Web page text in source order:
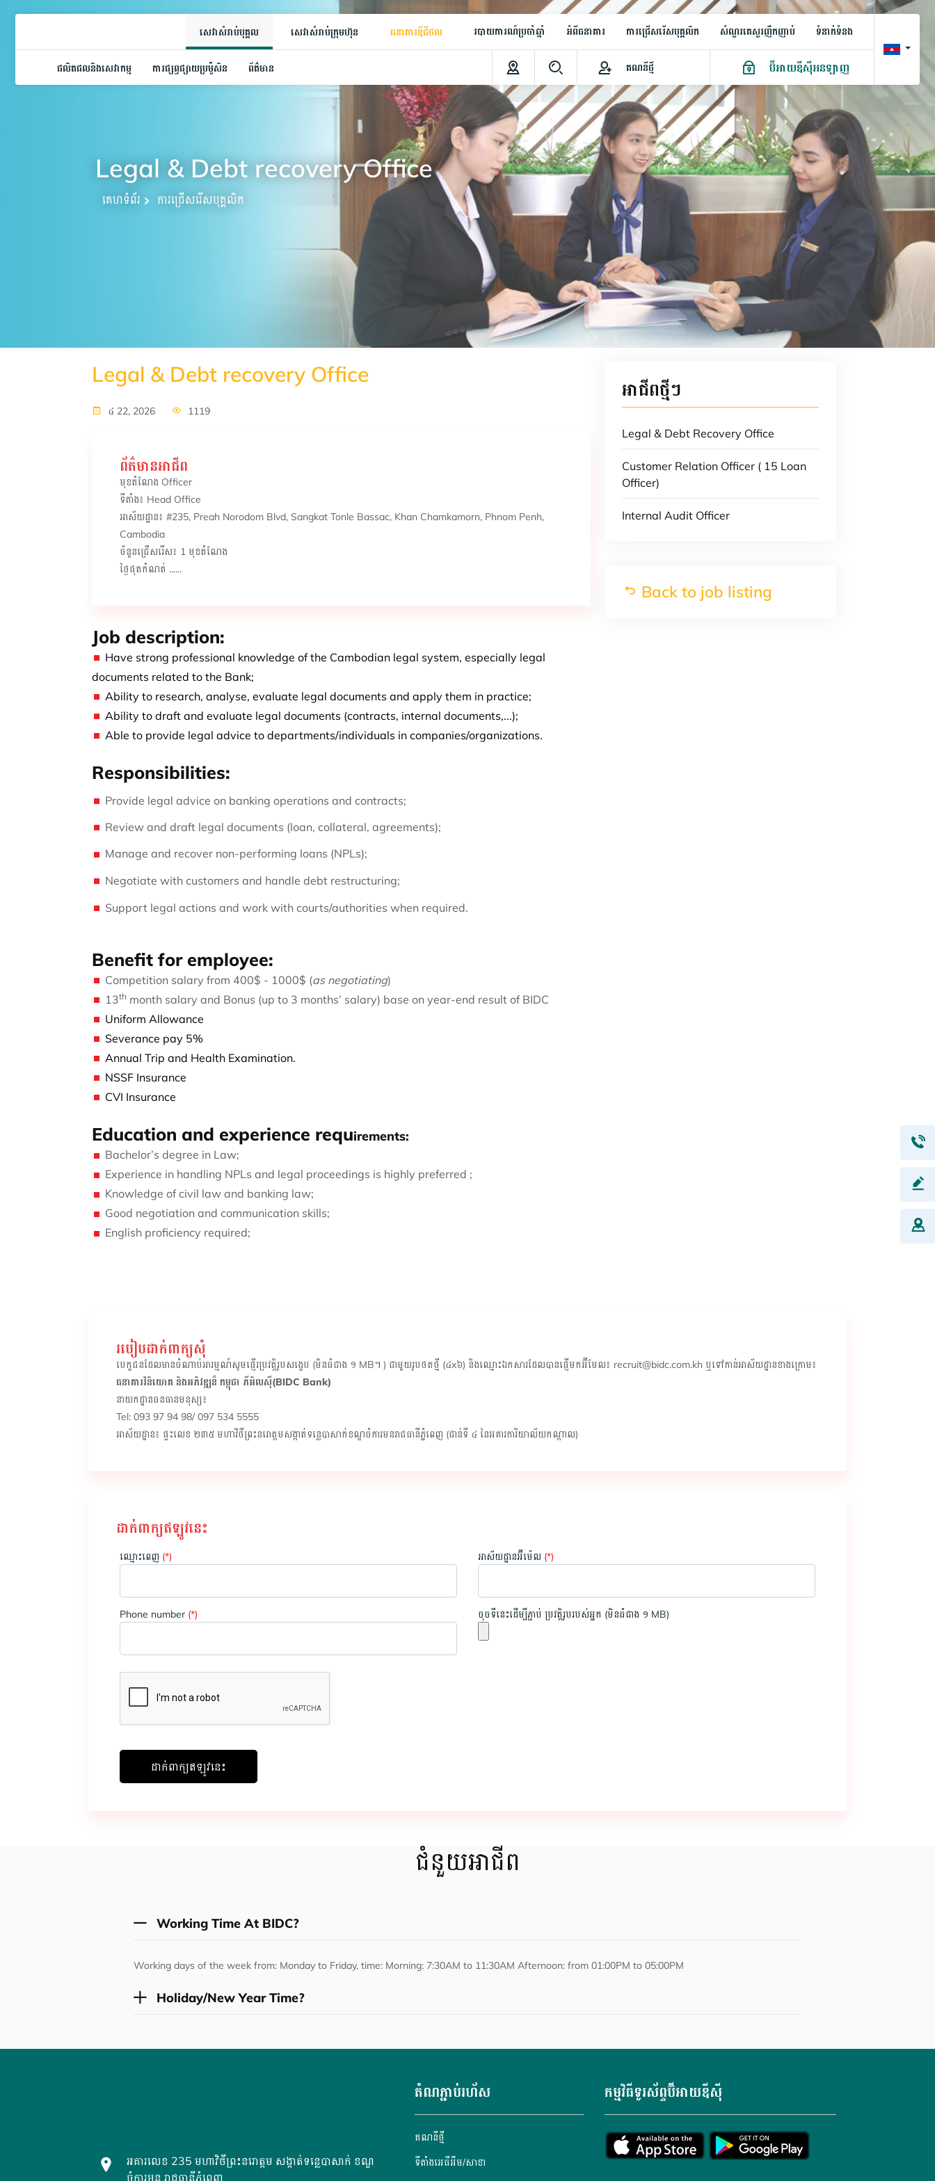
សេវាសំរាប់បុគ្គល សេវាសំរាប់ក្រុមហ៊ុន ធនាគារឌីជីថល របាយការណ៍ប្រចាំឆ្នាំ អំពីធនាគារ ការជ្រើសរើសបុគ្គលិក សំណួរគេសួរញឹកញាប់ ទំនាក់ទំនង
គណនី​ថ្មី ប៊ីអាយឌីស៊ីអនឡាញ
ផលិតផលនិងសេវាកម្ម ការផ្សព្វផ្សាយប្រម៉ូសិន ព័ត៌មាន
Legal & Debt recovery Office
គេហទំព័រ ការជ្រើសរើសបុគ្គលិក
Legal & Debt recovery Office
៤ 22, 2026 1119
ព័ត៌មានអាជីព
មុខតំណែង Officer
ទីតាំង៖ Head Office
អាស័យដ្ឋាន៖ #235, Preah Norodom Blvd, Sangkat Tonle Bassac, Khan Chamkamorn, Phnom Penh,
Cambodia
ចំនួនជ្រើសរើស៖ 1 មុខតំណែង
ថ្ងៃផុតកំណត់ ......
Job description:
Have strong professional knowledge of the Cambodian legal system, especially legal
documents related to the Bank;
Ability to research, analyse, evaluate legal documents and apply them in practice;
Ability to draft and evaluate legal documents (contracts, internal documents,...);
Able to provide legal advice to departments/individuals in companies/organizations.
Responsibilities:
Provide legal advice on banking operations and contracts;
Review and draft legal documents (loan, collateral, agreements);
Manage and recover non-performing loans (NPLs);
Negotiate with customers and handle debt restructuring;
Support legal actions and work with courts/authorities when required.
Benefit for employee:
Competition salary from 400$ - 1000$ (as negotiating)
13th month salary and Bonus (up to 3 months’ salary) base on year-end result of BIDC
Uniform Allowance
Severance pay 5%
Annual Trip and Health Examination.
NSSF Insurance
CVI Insurance
Education and experience requirements:
Bachelor’s degree in Law;
Experience in handling NPLs and legal proceedings is highly preferred ;
Knowledge of civil law and banking law;
Good negotiation and communication skills;
English proficiency required;
អាជីពថ្មីៗ
Legal & Debt Recovery Office
Customer Relation Officer ( 15 Loan
Officer)
Internal Audit Officer
Back to job listing
របៀបដាក់ពាក្យសុំ
បេក្ខជនដែលមានចំណាប់អារម្មណ៍សូមផ្ញើរប្រវត្តិរូបសង្ខេប (មិនធំជាង ១ MB។ ) ជាមួយរូបថតថ្មី (៤x៦) និងឈ្មោះឯកសារដែលបានផ្ញើមកអ៊ីមែល៖ recruit@bidc.com.kh ឬទៅកាន់អាស័យដ្ឋានខាងក្រោម៖
ធនាគារវិនិយោគ និងអភិវឌ្ឍន៏ កម្ពុជា ភីអិលស៊ី(BIDC Bank)
នាយកដ្ឋានធនធានមនុស្ស៖
Tel: 093 97 94 98/ 097 534 5555
អាស័យដ្ឋាន៖ ផ្ទះលេខ ២៣៥ មហាវិថីព្រះនរោត្តមសង្កាត់ទន្លេបាសាក់ខណ្ឌចំការមនរាជធានីភ្នំពេញ (ជាន់ទី ៤ នៃអគារការិយាល័យកណ្តាល)
ដាក់ពាក្យ​ឥឡូវនេះ
ឈ្មោះ​ពេញ (*)
Phone number (*)
អាស័យ​ដ្ឋាន​អ៊ី​ម៉េ​ល (*)
ចុចទីនេះដើម្បីភ្ជាប់ ប្រវត្តិរូបរបស់អ្នក (មិនធំជាង ១ MB)
ដាក់ពាក្យ​ឥឡូវនេះ
ជំនួយអាជីព
Working Time At BIDC?
Working days of the week from: Monday to Friday, time: Morning: 7:30AM to 11:30AM Afternoon: from 01:00PM to 05:00PM
Holiday/New Year Time?
អគារលេខ 235 មហាវិថីព្រះនរោត្តម សង្កាត់ទន្លេបាសាក់ ខណ្ឌ
ចំការមន រាជធានីភ្នំពេញ
តំណភ្ជាប់រហ័ស
គណនី​ថ្មី
ទីតាំងអេធីអឹម/សាខា
កម្មវិធីទូរស័ព្ទប៊ីអាយឌីស៊ី